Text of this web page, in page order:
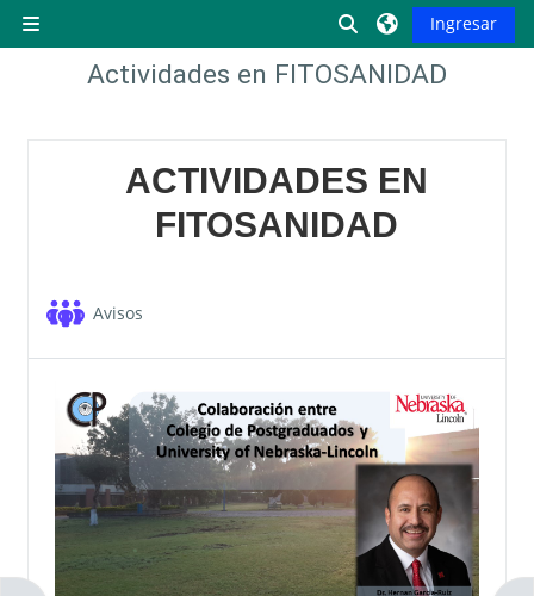
Pánel lateral
Activar oIngresar
Actividades en FITOSANIDAD
Descripción de la sección
ACTIVIDADES EN
FITOSANIDAD
Avisos